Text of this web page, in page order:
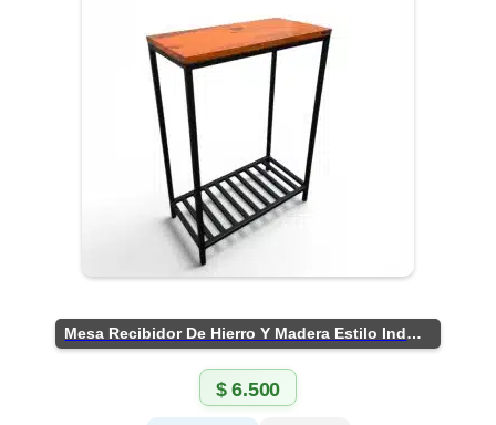
Mesa Recibidor De Hierro Y Madera Estilo Industrial
$6.500